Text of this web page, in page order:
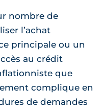
nombre de
l’achat
principale ou un
au crédit
que
complique en
de demandes